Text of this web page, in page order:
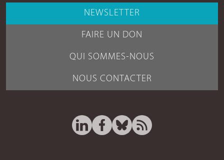
NEWSLETTER
FAIRE UN DON
QUI SOMMES-NOUS
NOUS CONTACTER